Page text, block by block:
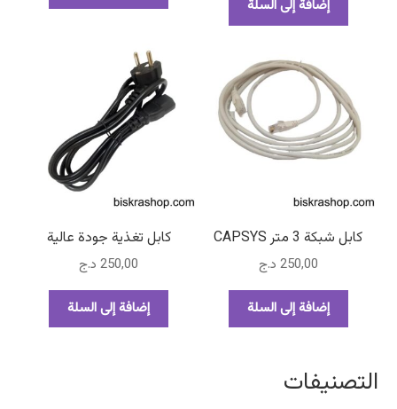
إضافة إلى السلة
750,00 د.ج.
كابل شبكة 3 متر CAPSYS
250,00 د.ج
إضافة إلى السلة
كابل تغذية جودة عالية
250,00 د.ج
إضافة إلى السلة
التصنيفات